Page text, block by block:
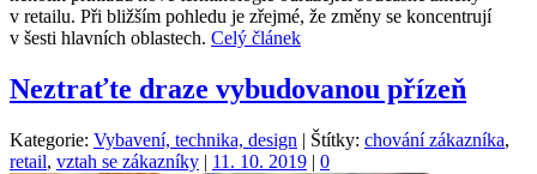
v retailu. Při bližším pohledu je zřejmé, že změny se koncentrují
v šesti hlavních oblastech. Celý článek
Neztraťte draze vybudovanou přízeň
Kategorie: Vybavení, technika, design | Štítky: chování zákazníka,
retail, vztah se zákazníky | 11. 10. 2019 | 0